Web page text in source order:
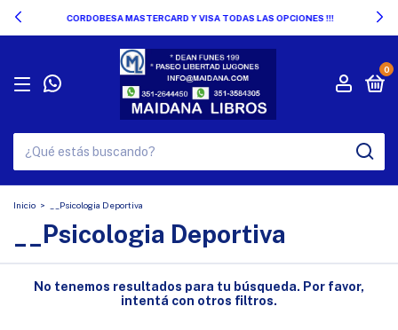
CORDOBESA MASTERCARD Y VISA TODAS LAS OPCIONES !!!
0
Inicio > __Psicologia Deportiva
__Psicologia Deportiva
No tenemos resultados para tu búsqueda. Por favor,
intentá con otros filtros.